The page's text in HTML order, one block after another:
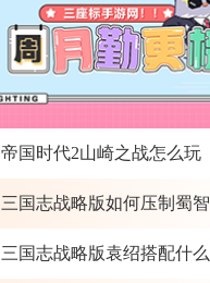
帝国时代2山崎之战怎么玩
三国志战略版如何压制蜀智
三国志战略版袁绍搭配什么